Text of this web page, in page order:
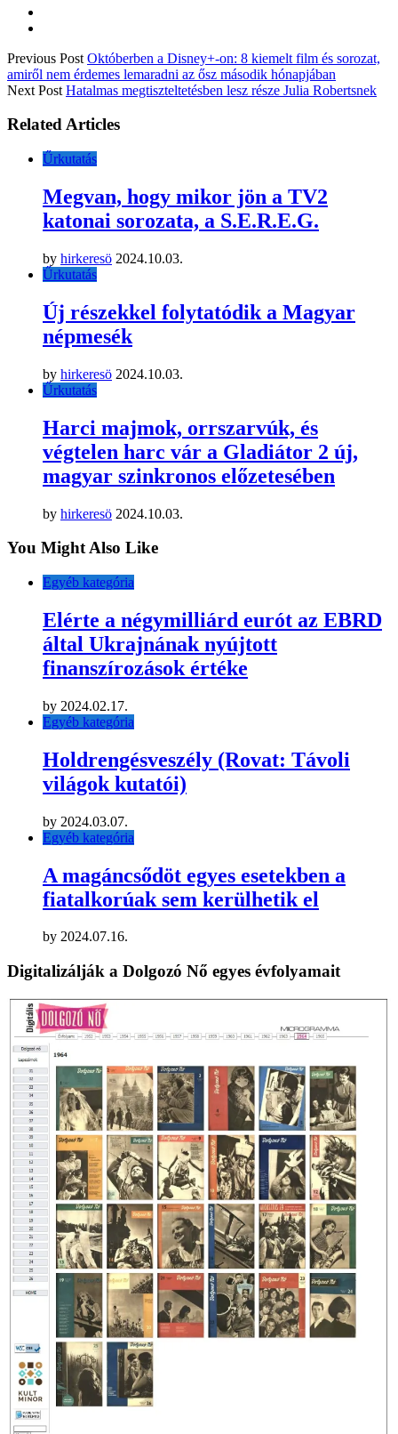
Previous Post Októberben a Disney+-on: 8 kiemelt film és sorozat,
amiről nem érdemes lemaradni az ősz második hónapjában
Next Post Hatalmas megtiszteltetésben lesz része Julia Robertsnek
Related Articles
Űrkutatás
Megvan, hogy mikor jön a TV2
katonai sorozata, a S.E.R.E.G.
by hirkeresö 2024.10.03.
Űrkutatás
Új részekkel folytatódik a Magyar
népmesék
by hirkeresö 2024.10.03.
Űrkutatás
Harci majmok, orrszarvúk, és
végtelen harc vár a Gladiátor 2 új,
magyar szinkronos előzetesében
by hirkeresö 2024.10.03.
You Might Also Like
Egyéb kategória
Elérte a négymilliárd eurót az EBRD
által Ukrajnának nyújtott
finanszírozások értéke
by 2024.02.17.
Egyéb kategória
Holdrengésveszély (Rovat: Távoli
világok kutatói)
by 2024.03.07.
Egyéb kategória
A magáncsődöt egyes esetekben a
fiatalkorúak sem kerülhetik el
by 2024.07.16.
Digitalizálják a Dolgozó Nő egyes évfolyamait